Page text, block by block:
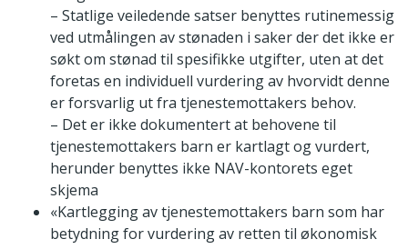
– Statlige veiledende satser benyttes rutinemessig
ved utmålingen av stønaden i saker der det ikke er
søkt om stønad til spesifikke utgifter, uten at det
foretas en individuell vurdering av hvorvidt denne
er forsvarlig ut fra tjenestemottakers behov.
– Det er ikke dokumentert at behovene til
tjenestemottakers barn er kartlagt og vurdert,
herunder benyttes ikke NAV-kontorets eget
skjema
«Kartlegging av tjenestemottakers barn som har
betydning for vurdering av retten til økonomisk